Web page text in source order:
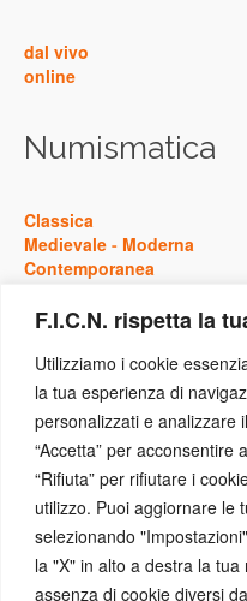
F.I.C.N. rispetta la
Utilizziamo i cookie
la tua esperienza di
personalizzati e analizzare
“Accetta” per
“Rifiuta” per rifiutare i
utilizzo. Puoi aggiornare le
selezionando
la "X" in alto a destra la
assenza di cookie diversi
dal vivo
online
Numismatica
Classica
Medievale - Moderna
Contemporanea
Storia
Antica
Medievale
Contemporanea
Eventi